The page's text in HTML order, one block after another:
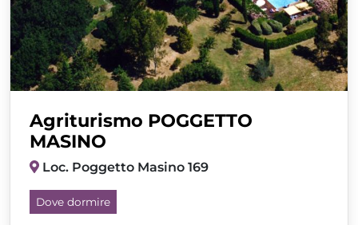
Agriturismo POGGETTO
MASINO
Loc. Poggetto Masino 169
Dove dormire